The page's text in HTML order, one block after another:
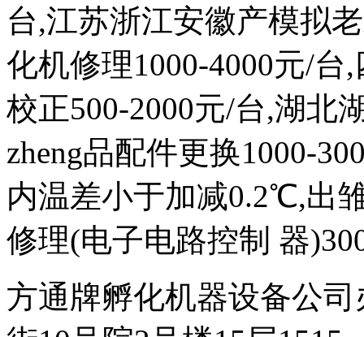
台,江苏浙江安徽产模拟
化机修理1000-4000元/
校正500-2000元/台,湖北
zheng品配件更换1000-
内温差小于加减0.2℃,出
修理(电子电路控制 器
方通牌孵化机器设备公